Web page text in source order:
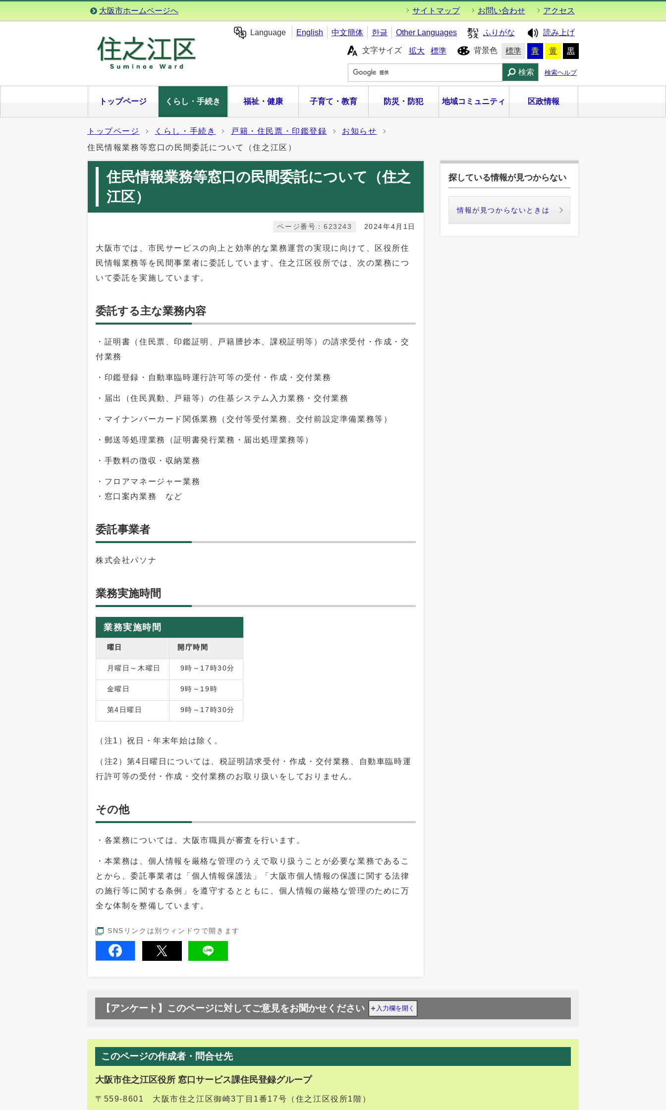
大阪市ホームページへ サイトマップ お問い合わせ アクセス
Language English 中文簡体 한글 Other Languages ふりがな 読み上げ
文字サイズ 拡大 標準 背景色 標準 青 黄 黒
検索 検索ヘルプ
トップページ くらし・手続き 福祉・健康 子育て・教育 防災・防犯 地域コミュニティ 区政情報
トップページ くらし・手続き 戸籍・住民票・印鑑登録
お知らせ
住民情報業務等窓口の民間委託について（住之江区）
住民情報業務等窓口の民間委託について（住之
江区）
2024年4月1日
ページ番号：623243
大阪市では、市民サービスの向上と効率的な業務運営の実現に向けて、区役所住
民情報業務等を民間事業者に委託しています。住之江区役所では、次の業務につ
いて委託を実施しています。
委託する主な業務内容
・証明書（住民票、印鑑証明、戸籍謄抄本、課税証明等）の請求受付・作成・交
付業務
・印鑑登録・自動車臨時運行許可等の受付・作成・交付業務
・届出（住民異動、戸籍等）の住基システム入力業務・交付業務
・マイナンバーカード関係業務（交付等受付業務、交付前設定準備業務等）
・郵送等処理業務（証明書発行業務・届出処理業務等）
・手数料の徴収・収納業務
・フロアマネージャー業務
・窓口案内業務 など
委託事業者
株式会社パソナ
業務実施時間
業務実施時間
曜日 開庁時間
月曜日～木曜日 9時～17時30分
金曜日 9時～19時
第4日曜日 9時～17時30分
（注1）祝日・年末年始は除く。
（注2）第4日曜日については、税証明請求受付・作成・交付業務、自動車臨時運
行許可等の受付・作成・交付業務のお取り扱いをしておりません。
その他
・各業務については、大阪市職員が審査を行います。
・本業務は、個人情報を厳格な管理のうえで取り扱うことが必要な業務であるこ
とから、委託事業者は「個人情報保護法」「大阪市個人情報の保護に関する法律
の施行等に関する条例」を遵守するとともに、個人情報の厳格な管理のために万
全な体制を整備しています。
SNSリンクは別ウィンドウで開きます
探している情報が見つからない
情報が見つからないときは
【アンケート】このページに対してご意見をお聞かせください 入力欄を開く
このページの作成者・問合せ先
大阪市住之江区役所 窓口サービス課住民登録グループ
〒559-8601 大阪市住之江区御崎3丁目1番17号（住之江区役所1階）